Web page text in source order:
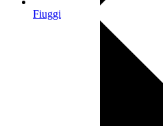
Fiuggi